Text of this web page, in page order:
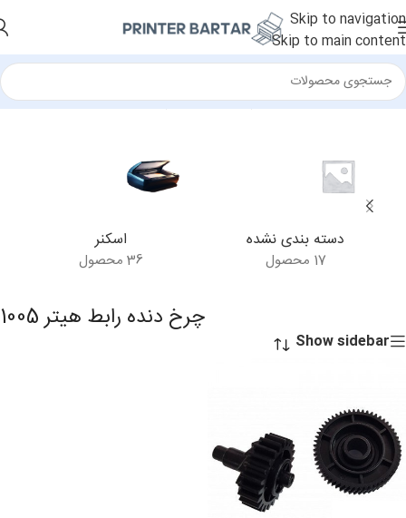
Skip to navigation
Skip to main content
خانه/محصولات برچسب خورده “چرخ دنده رابط هیتر 1005”
دسته بندی نشده
17 محصول
اسکنر
36 محصول
چرخ دنده رابط هیتر 1005
Show sidebar